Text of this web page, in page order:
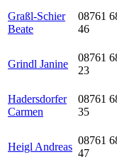
Graßl-Schier
Beate
08761
46
Grindl Janine
08761
23
Hadersdorfer
Carmen
08761
35
Heigl Andreas
08761
47